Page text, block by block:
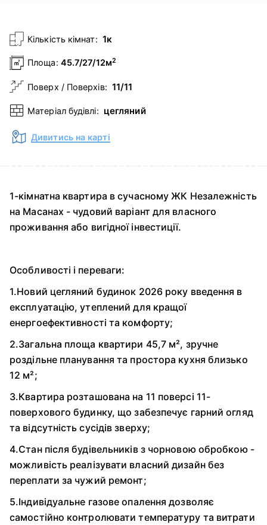
Кількість кімнат: 1к
Площа: 45.7/27/12м2
Поверх / Поверхів: 11/11
Матеріал будівлі: цегляний
Дивитись на карті
1-кімнатна квартира в сучасному ЖК Незалежність
на Масанах - чудовий варіант для власного
проживання або вигідної інвестиції.
Особливості і переваги:
1.Новий цегляний будинок 2026 року введення в
експлуатацію, утеплений для кращої
енергоефективності та комфорту;
2.Загальна площа квартири 45,7 м², зручне
роздільне планування та простора кухня близько
12 м²;
3.Квартира розташована на 11 поверсі 11-
поверхового будинку, що забезпечує гарний огляд
та відсутність сусідів зверху;
4.Стан після будівельників з чорновою обробкою -
можливість реалізувати власний дизайн без
переплати за чужий ремонт;
5.Індивідуальне газове опалення дозволяє
самостійно контролювати температуру та витрати